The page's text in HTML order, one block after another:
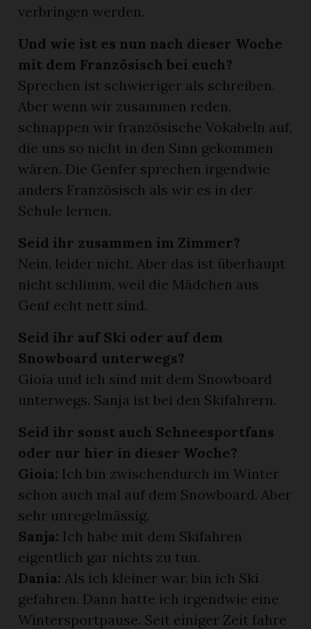
verbringen werden.
Und wie ist es nun nach dieser Woche
mit dem Französisch bei euch?
Sprechen ist schwieriger als schreiben.
Aber wenn wir zusammen reden,
schnappen wir französische Vokabeln auf,
die uns so nicht in den Sinn gekommen
wären. Die Genfer sprechen irgendwie
anders Französisch als wir es in der
Schule lernen.
Seid ihr zusammen im Zimmer?
Nein, leider nicht. Aber das ist überhaupt
nicht schlimm, weil die Mädchen aus
Genf echt nett sind.
Seid ihr auf Ski oder auf dem
Snowboard unterwegs?
Gioia und ich sind mit dem Snowboard
unterwegs. Sanja ist bei den Skifahrern.
Seid ihr sonst auch Schneesportfans
oder nur hier in dieser Woche?
Gioia: Ich bin zwischendurch im Winter
schon auch mal auf dem Snowboard. Aber
sehr unregelmässig.
Sanja: Ich habe mit dem Skifahren
eigentlich gar nichts zu tun.
Dania: Als ich kleiner war, bin ich Ski
gefahren. Dann hatte ich irgendwie eine
Wintersportpause. Seit einiger Zeit fahre